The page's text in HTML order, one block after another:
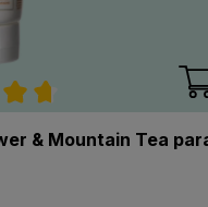
promedio de
& Mountain Tea